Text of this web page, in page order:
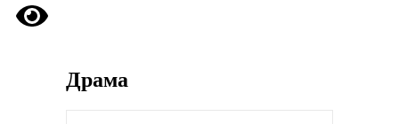
Драма